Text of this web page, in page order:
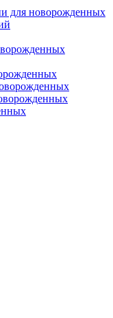
для новорожденных